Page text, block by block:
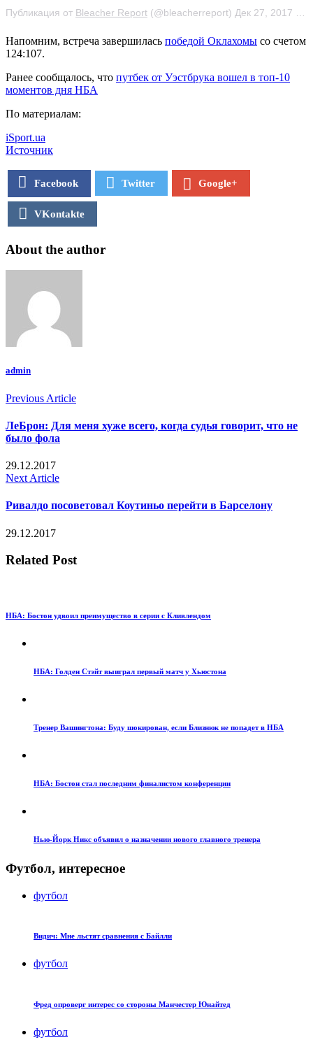
Публикация от Bleacher Report (@bleacherreport) Дек 27, 2017 at 6:04 PST
Напомним, встреча завершилась победой Оклахомы со счетом
124:107.
Ранее сообщалось, что путбек от Уэстбрука вошел в топ-10
моментов дня НБА
По материалам:
iSport.ua
Источник
Facebook Twitter Google+
VKontakte
About the author
admin
Previous Article
ЛеБрон: Для меня хуже всего, когда судья говорит, что не
было фола
29.12.2017
Next Article
Ривалдо посоветовал Коутиньо перейти в Барселону
29.12.2017
Related Post
НБА: Бостон удвоил преимущество в серии с Кливлендом
НБА: Голден Стэйт выиграл первый матч у Хьюстона
Тренер Вашингтона: Буду шокирован, если Близнюк не попадет в НБА
НБА: Бостон стал последним финалистом конференции
Нью-Йорк Никс объявил о назначении нового главного тренера
Футбол, интересное
футбол
Видич: Мне льстят сравнения с Байлли
футбол
Фред опроверг интерес со стороны Манчестер Юнайтед
футбол